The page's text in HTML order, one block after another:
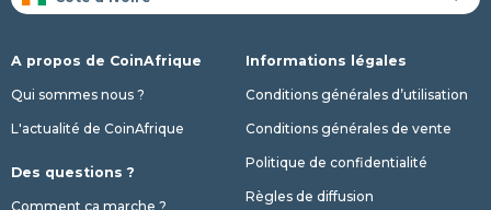
A propos de CoinAfrique
Qui sommes nous ?
L'actualité de CoinAfrique
Des questions ?
Comment ça marche ?
Informations légales
Conditions générales d’utilisation
Conditions générales de vente
Politique de confidentialité
Règles de diffusion